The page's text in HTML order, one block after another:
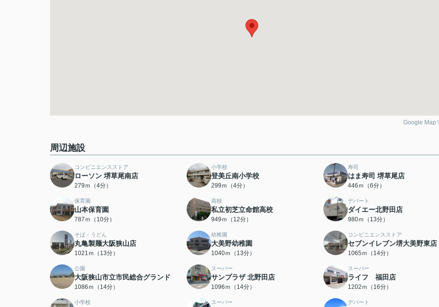
Google Map
周辺施設
コンビニエンスストア
ローソン 堺草尾南店
279ｍ（4分）
小学校
登美丘南小学校
299ｍ（4分）
寿司
はま寿司 堺草尾店
446ｍ（6分）
保育園
山本保育園
787ｍ（10分）
高校
私立初芝立命館高校
949ｍ（12分）
デパート
ダイエー北野田店
980ｍ（13分）
そば・うどん
丸亀製麺大阪狭山店
1021ｍ（13分）
幼稚園
大美野幼稚園
1040ｍ（13分）
コンビニエンスストア
セブンイレブン堺大美野東店
1065ｍ（14分）
公園
大阪狭山市立市民総合グランド
1086ｍ（14分）
スーパー
サンプラザ 北野田店
1096ｍ（14分）
スーパー
ライフ 福田店
1202ｍ（16分）
小学校 スーパー デパート